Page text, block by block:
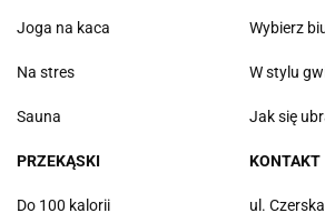
Joga na kaca
Na stres
Sauna
Wybierz
W stylu
Jak się
PRZEKĄSKI
Do 100 kalorii
KONTAKT
ul.